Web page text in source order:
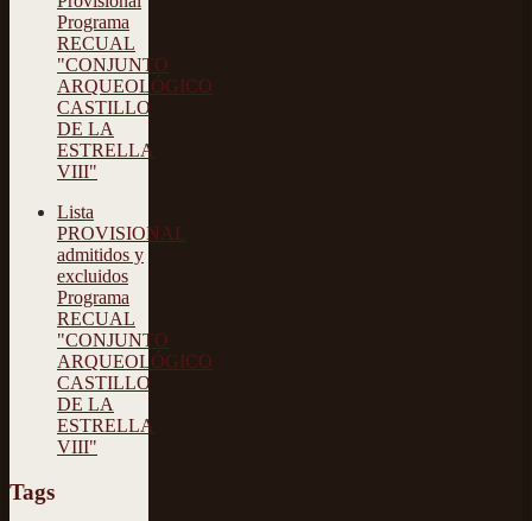
Programa
RECUAL
"CONJUNTO
ARQUEOLÓGICO
CASTILLO
DE LA
ESTRELLA
VIII"
Lista
PROVISIONAL
admitidos y
excluidos
Programa
RECUAL
"CONJUNTO
ARQUEOLÓGICO
CASTILLO
DE LA
ESTRELLA
VIII"
Tags